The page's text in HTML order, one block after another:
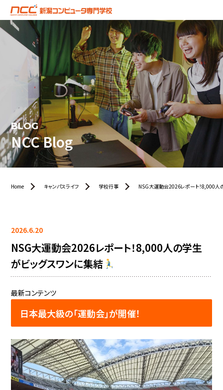
BLOG
NCC Blog
Home キャンパスライフ 学校行事 NSG大運動会2026レポート！8,000人
2026.6.20
NSG大運動会2026レポート！8,000人の学生
がビッグスワンに集結
最新コンテンツ
日本最大級の「運動会」が開催！